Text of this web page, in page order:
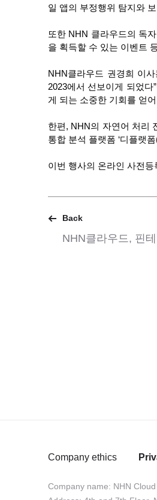
일 앱의 부정행위 탐지와
또한 NHN 클라우드의 독
을 획득할 수 있는 이벤트
NHN클라우드 권경희 이
2023에서 선보이게 되었
게 되는 소중한 기회를 얻
한편, NHN의 자연어 처리
통합 분석 플랫폼 ‘디플랫
이번 행사의 온라인 사전등
Back
NHN클라우드, 핀
Company ethics
Company name: NHN Cloud